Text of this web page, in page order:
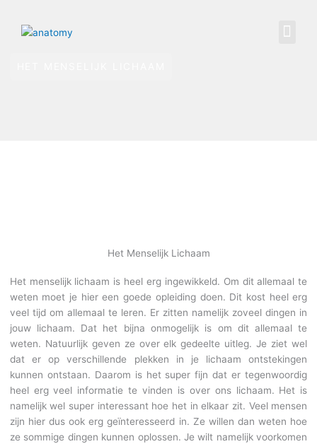
Het Menselijk Lichaam
Het menselijk lichaam is heel erg ingewikkeld. Om dit allemaal te
weten moet je hier een goede opleiding doen. Dit kost heel erg
veel tijd om allemaal te leren. Er zitten namelijk zoveel dingen in
jouw lichaam. Dat het bijna onmogelijk is om dit allemaal te
weten. Natuurlijk geven ze over elk gedeelte uitleg. Je ziet wel
dat er op verschillende plekken in je lichaam ontstekingen
kunnen ontstaan. Daarom is het super fijn dat er tegenwoordig
heel erg veel informatie te vinden is over ons lichaam. Het is
namelijk wel super interessant hoe het in elkaar zit. Veel mensen
zijn hier dus ook erg geïnteresseerd in. Ze willen dan weten hoe
ze sommige dingen kunnen oplossen. Je wilt namelijk voorkomen